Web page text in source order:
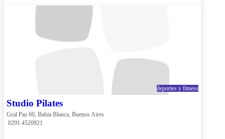
deportes y fitness
Studio Pilates
Gral Paz 60, Bahía Blanca, Buenos Aires
0291 4520921